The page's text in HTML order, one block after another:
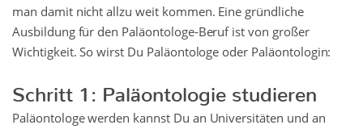
man damit nicht allzu weit kommen. Eine gründliche
Ausbildung für den Paläontologe-Beruf ist von großer
Wichtigkeit. So wirst Du Paläontologe oder Paläontologin:
Schritt 1: Paläontologie studieren
Paläontologe werden kannst Du an Universitäten und an